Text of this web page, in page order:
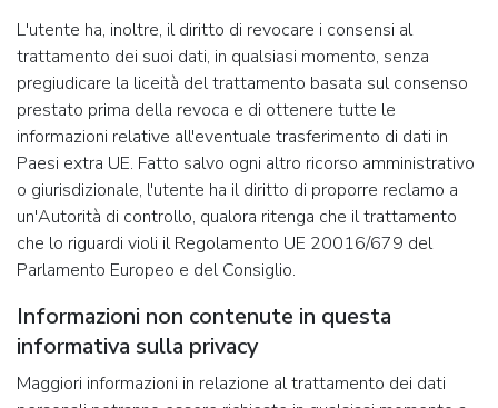
L'utente ha, inoltre, il diritto di revocare i consensi al
trattamento dei suoi dati, in qualsiasi momento, senza
pregiudicare la liceità del trattamento basata sul consenso
prestato prima della revoca e di ottenere tutte le
informazioni relative all'eventuale trasferimento di dati in
Paesi extra UE. Fatto salvo ogni altro ricorso amministrativo
o giurisdizionale, l'utente ha il diritto di proporre reclamo a
un'Autorità di controllo, qualora ritenga che il trattamento
che lo riguardi violi il Regolamento UE 20016/679 del
Parlamento Europeo e del Consiglio.
Informazioni non contenute in questa
informativa sulla privacy
Maggiori informazioni in relazione al trattamento dei dati